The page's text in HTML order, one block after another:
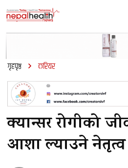
गृहपृष्ठ करियर
क्यान्सर रोगीको
आशा ल्याउने